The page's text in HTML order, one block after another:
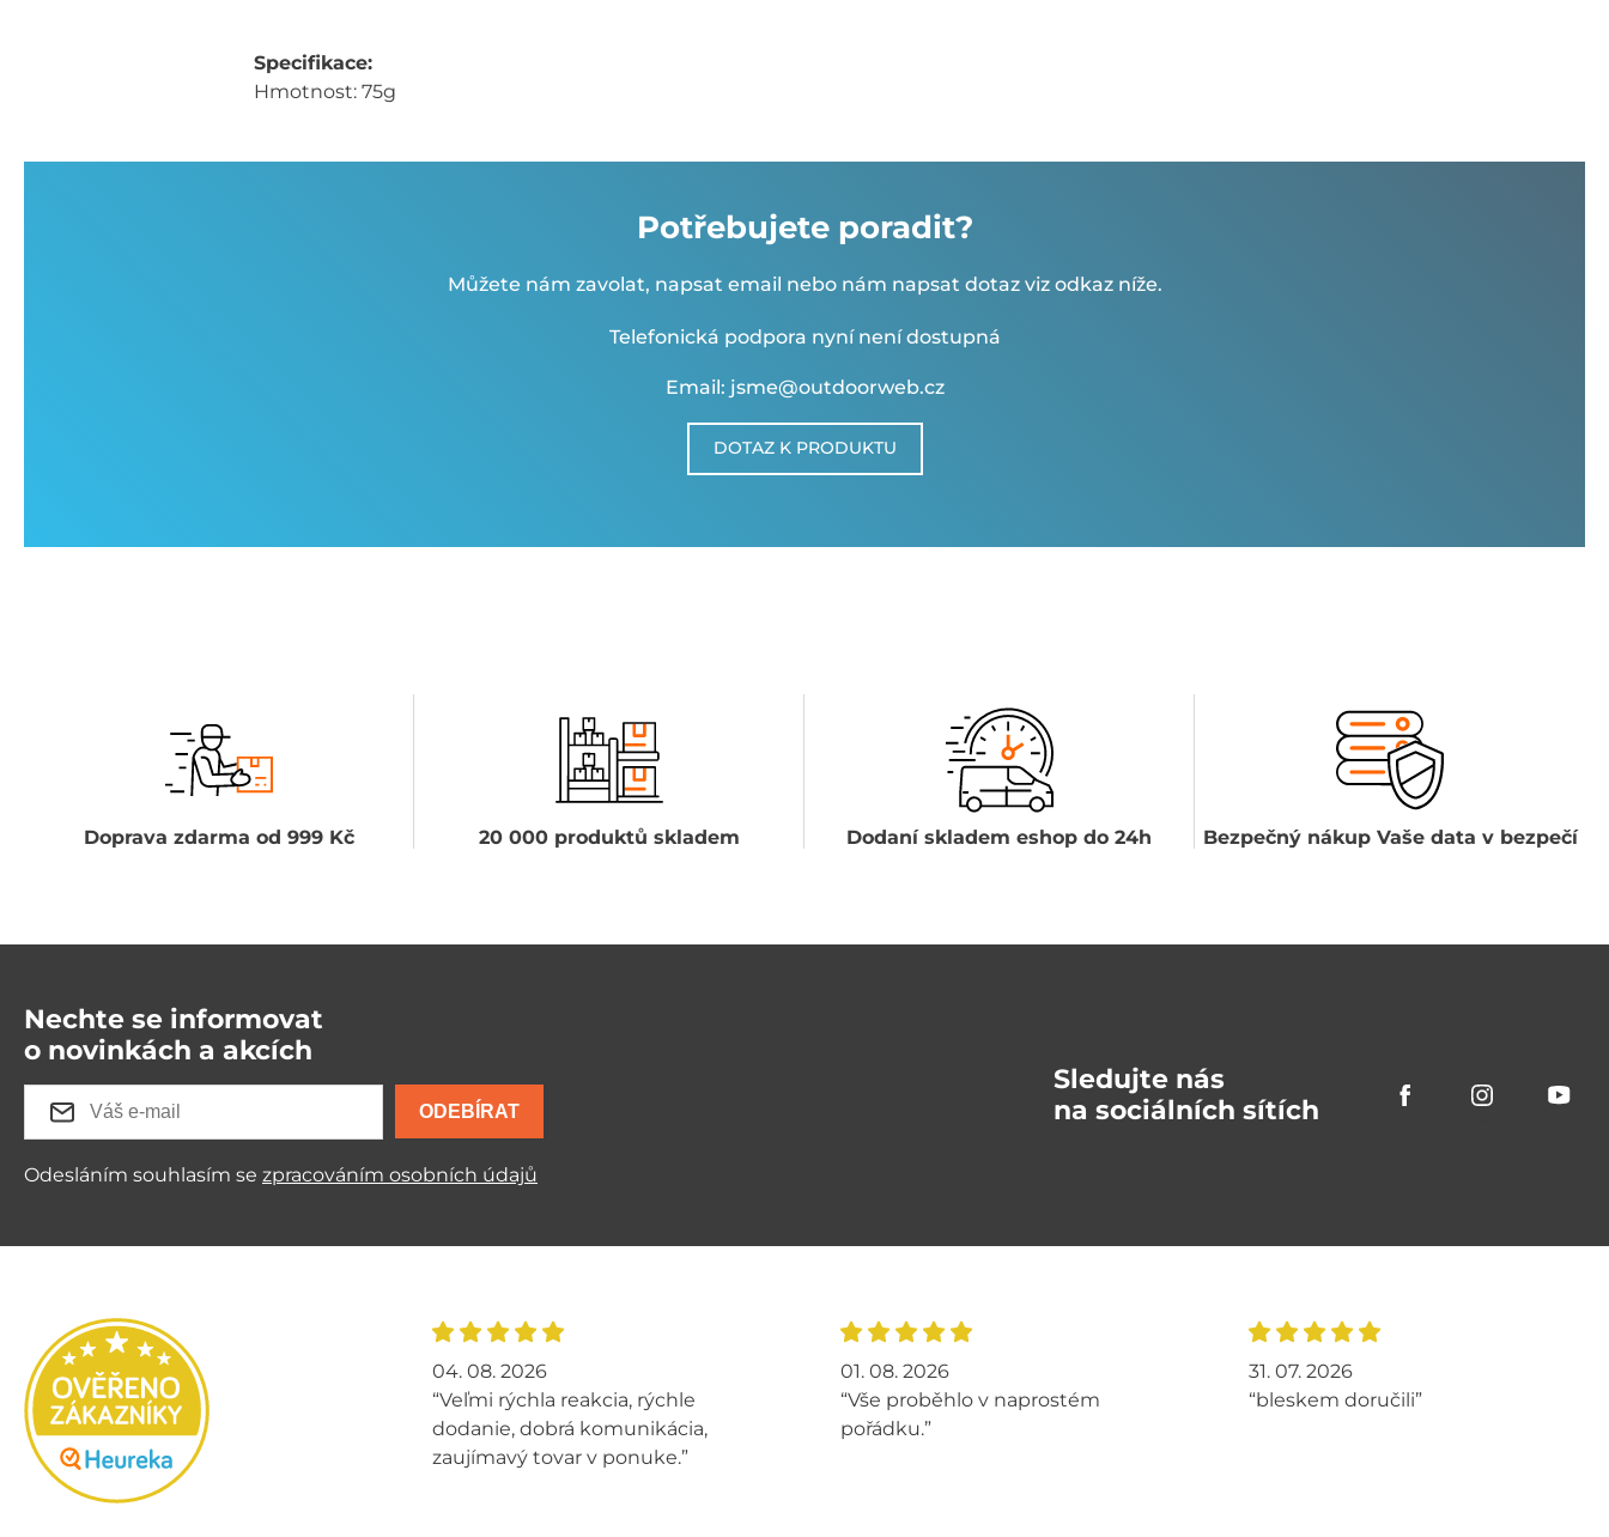
Specifikace:
Hmotnost: 75g
Potřebujete poradit?
Můžete nám zavolat, napsat email nebo nám napsat dotaz viz odkaz níže.
Telefonická podpora nyní není dostupná
Email: jsme@outdoorweb.cz
DOTAZ K PRODUKTU
Doprava zdarma od 999 Kč 20 000 produktů skladem Dodaní skladem eshop do 24h Bezpečný nákup Vaše data v bezpečí
Nechte se informovat
o novinkách a akcích
ODEBÍRAT
Odesláním souhlasím se zpracováním osobních údajů
Sledujte nás
na sociálních sítích
04. 08. 2026
“Veľmi rýchla reakcia, rýchle
dodanie, dobrá komunikácia,
zaujímavý tovar v ponuke.”
01. 08. 2026
“Vše proběhlo v naprostém
pořádku.”
31. 07. 2026
“bleskem doručili”